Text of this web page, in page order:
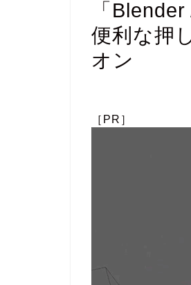
「
便利な押
オン
［PR］